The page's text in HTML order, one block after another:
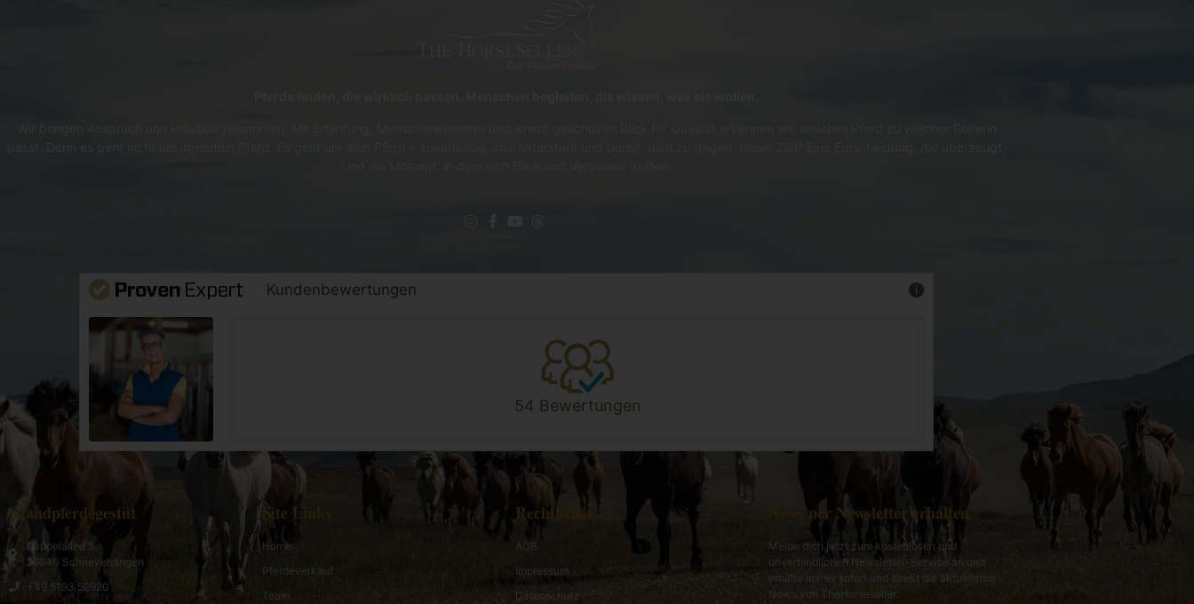
Kundenbewertungen
54 Bewertungen
Islandpferdegestüt
Pappelallee 5
29640 Schneverdingen
+49 5193 52920
Site Links
Home
Pferdeverkauf
Team
Rechtliches
AGB
Impressum
Datenschutz
News per Newsletter erhalten
Melde dich jetzt zum kostenlosen und
unverbindlichen Newsletter-Service an und
erhalte immer sofort und direkt die aktuellsten
News von TheHorseseller.